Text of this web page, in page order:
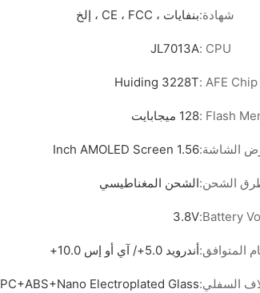
شهادة:بنفايات ، CE ، FCC ، إلخ
CPU :
JL7013A
AFE Chip :
Huiding 3228T
Flash 128 ميجابايت
الشاشة:1.56 Inch AMOLED Screen
الشحن:الشحن المغناطيسي
Battery
3.8V
المتوافق:أندرويد 5.0+/ آي أو إس 10.0+
السفلي:PC+ABS+Nano Electroplated Glass